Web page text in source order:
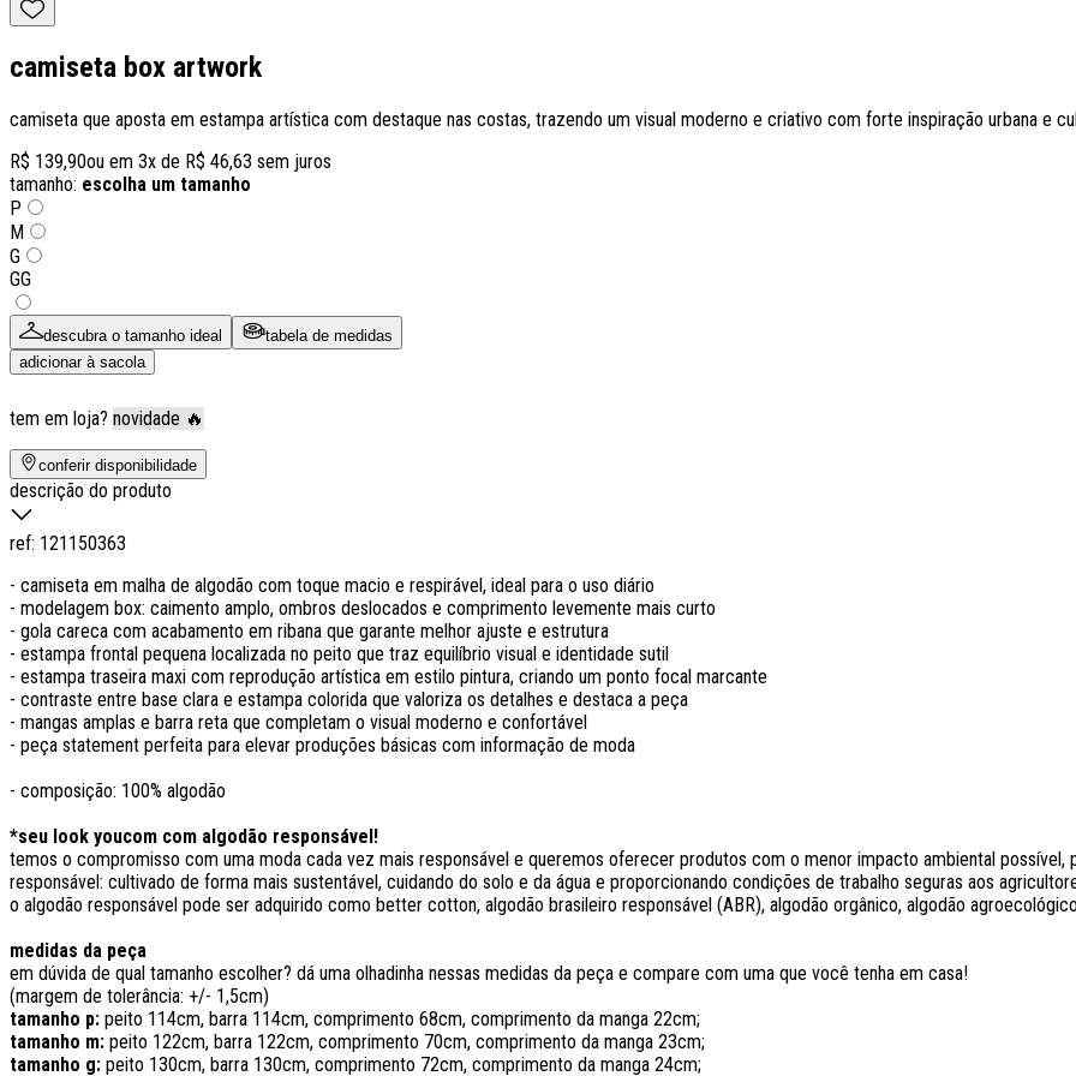
camiseta box artwork
camiseta que aposta em estampa artística com destaque nas costas, trazendo um visual moderno e criativo com forte inspiração urbana e
R$ 139,90ou em 3x de R$ 46,63 sem juros
tamanho: escolha um tamanho
P
M
G
GG
descubra o tamanho ideal
tabela de medidas
adicionar à sacola
tem em loja? novidade 🔥
conferir disponibilidade
descrição do produto
ref: 121150363
- camiseta em malha de algodão com toque macio e respirável, ideal para o uso diário
- modelagem box: caimento amplo, ombros deslocados e comprimento levemente mais curto
- gola careca com acabamento em ribana que garante melhor ajuste e estrutura
- estampa frontal pequena localizada no peito que traz equilíbrio visual e identidade sutil
- estampa traseira maxi com reprodução artística em estilo pintura, criando um ponto focal marcante
- contraste entre base clara e estampa colorida que valoriza os detalhes e destaca a peça
- mangas amplas e barra reta que completam o visual moderno e confortável
- peça statement perfeita para elevar produções básicas com informação de moda
- composição: 100% algodão
*seu look youcom com algodão responsável!
temos o compromisso com uma moda cada vez mais responsável e queremos oferecer produtos com o menor impacto ambiental
responsável: cultivado de forma mais sustentável, cuidando do solo e da água e proporcionando condições de trabalho seguras aos
o algodão responsável pode ser adquirido como better cotton, algodão brasileiro responsável (ABR), algodão orgânico, algodão
medidas da peça
em dúvida de qual tamanho escolher? dá uma olhadinha nessas medidas da peça e compare com uma que você tenha em casa!
(margem de tolerância: +/- 1,5cm)
tamanho p: peito 114cm, barra 114cm, comprimento 68cm, comprimento da manga 22cm;
tamanho m: peito 122cm, barra 122cm, comprimento 70cm, comprimento da manga 23cm;
tamanho g: peito 130cm, barra 130cm, comprimento 72cm, comprimento da manga 24cm;